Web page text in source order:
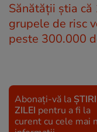
Sănătății știa
grupele de risc
peste 300.000
Abonați-vă la
ZILEI pentru a fi la
curent cu cele mai